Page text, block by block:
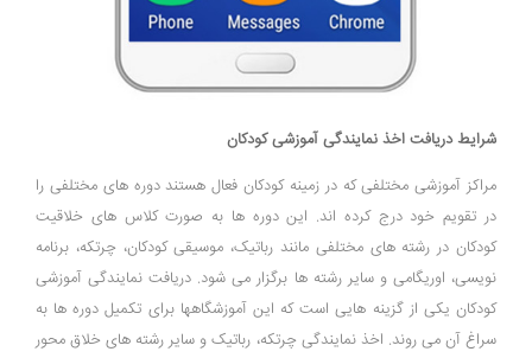
شرایط دریافت اخذ نمایندگی آموزشی کودکان
مراکز آموزشی مختلفی که در زمینه کودکان فعال هستند دوره های مختلفی را
در تقویم خود درج کرده اند. این دوره ها به صورت کلاس های خلاقیت
کودکان در رشته های مختلفی مانند رباتیک، موسیقی کودکان، چرتکه، برنامه
نویسی، اوریگامی و سایر رشته ها برگزار می شود. دریافت نمایندگی آموزشی
کودکان یکی از گزینه هایی است که این آموزشگاهها برای تکمیل دوره ها به
سراغ آن می روند. اخذ نمایندگی چرتکه، رباتیک و سایر رشته های خلاق محور